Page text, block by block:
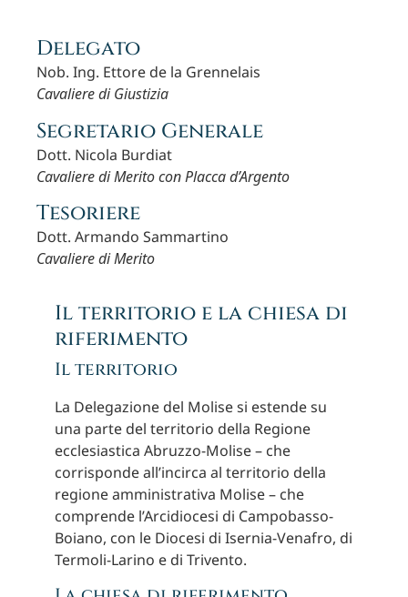
Delegato
Nob. Ing. Ettore de la Grennelais
Cavaliere di Giustizia
Segretario Generale
Dott. Nicola Burdiat
Cavaliere di Merito con Placca d’Argento
Tesoriere
Dott. Armando Sammartino
Cavaliere di Merito
Il territorio e la chiesa di
riferimento
Il territorio
La Delegazione del Molise si estende su
una parte del territorio della Regione
ecclesiastica Abruzzo-Molise – che
corrisponde all’incirca al territorio della
regione amministrativa Molise – che
comprende l’Arcidiocesi di Campobasso-
Boiano, con le Diocesi di Isernia-Venafro, di
Termoli-Larino e di Trivento.